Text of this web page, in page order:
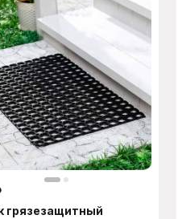
грязезащитный